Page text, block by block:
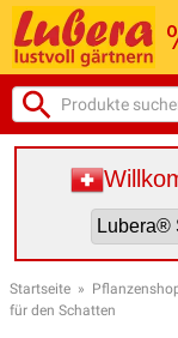
Startseite »
für den Schatten